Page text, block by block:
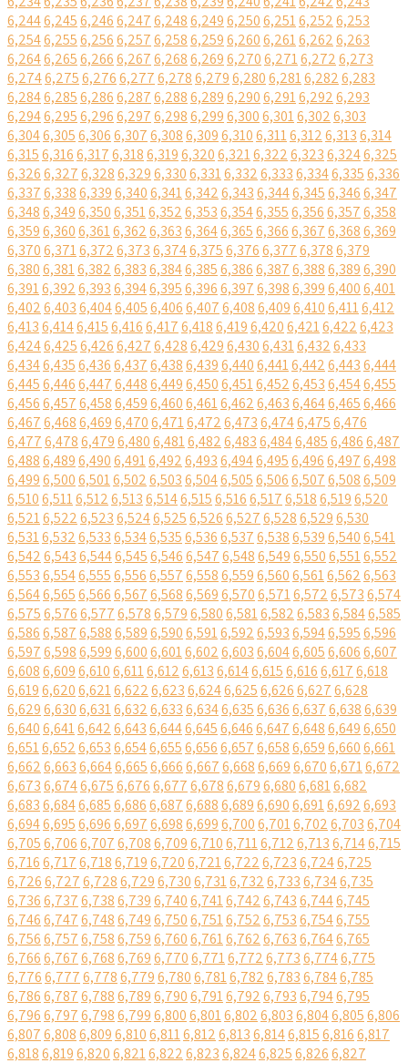
6,2446,2456,2466,2476,2486,2496,2506,2516,2526,253
6,2546,2556,2566,2576,2586,2596,2606,2616,2626,263
6,2646,2656,2666,2676,2686,2696,2706,2716,2726,273
6,2746,2756,2766,2776,2786,2796,2806,2816,2826,283
6,2846,2856,2866,2876,2886,2896,2906,2916,2926,293
6,2946,2956,2966,2976,2986,2996,3006,3016,3026,303
6,3046,3056,3066,3076,3086,3096,3106,3116,3126,3136,314
6,3156,3166,3176,3186,3196,3206,3216,3226,3236,3246,325
6,3266,3276,3286,3296,3306,3316,3326,3336,3346,3356,336
6,3376,3386,3396,3406,3416,3426,3436,3446,3456,3466,347
6,3486,3496,3506,3516,3526,3536,3546,3556,3566,3576,358
6,3596,3606,3616,3626,3636,3646,3656,3666,3676,3686,369
6,3706,3716,3726,3736,3746,3756,3766,3776,3786,379
6,3806,3816,3826,3836,3846,3856,3866,3876,3886,3896,390
6,3916,3926,3936,3946,3956,3966,3976,3986,3996,4006,401
6,4026,4036,4046,4056,4066,4076,4086,4096,4106,4116,412
6,4136,4146,4156,4166,4176,4186,4196,4206,4216,4226,423
6,4246,4256,4266,4276,4286,4296,4306,4316,4326,433
6,4346,4356,4366,4376,4386,4396,4406,4416,4426,4436,444
6,4456,4466,4476,4486,4496,4506,4516,4526,4536,4546,455
6,4566,4576,4586,4596,4606,4616,4626,4636,4646,4656,466
6,4676,4686,4696,4706,4716,4726,4736,4746,4756,476
6,4776,4786,4796,4806,4816,4826,4836,4846,4856,4866,487
6,4886,4896,4906,4916,4926,4936,4946,4956,4966,4976,498
6,4996,5006,5016,5026,5036,5046,5056,5066,5076,5086,509
6,5106,5116,5126,5136,5146,5156,5166,5176,5186,5196,520
6,5216,5226,5236,5246,5256,5266,5276,5286,5296,530
6,5316,5326,5336,5346,5356,5366,5376,5386,5396,5406,541
6,5426,5436,5446,5456,5466,5476,5486,5496,5506,5516,552
6,5536,5546,5556,5566,5576,5586,5596,5606,5616,5626,563
6,5646,5656,5666,5676,5686,5696,5706,5716,5726,5736,574
6,5756,5766,5776,5786,5796,5806,5816,5826,5836,5846,585
6,5866,5876,5886,5896,5906,5916,5926,5936,5946,5956,596
6,5976,5986,5996,6006,6016,6026,6036,6046,6056,6066,607
6,6086,6096,6106,6116,6126,6136,6146,6156,6166,6176,618
6,6196,6206,6216,6226,6236,6246,6256,6266,6276,628
6,6296,6306,6316,6326,6336,6346,6356,6366,6376,6386,639
6,6406,6416,6426,6436,6446,6456,6466,6476,6486,6496,650
6,6516,6526,6536,6546,6556,6566,6576,6586,6596,6606,661
6,6626,6636,6646,6656,6666,6676,6686,6696,6706,6716,672
6,6736,6746,6756,6766,6776,6786,6796,6806,6816,682
6,6836,6846,6856,6866,6876,6886,6896,6906,6916,6926,693
6,6946,6956,6966,6976,6986,6996,7006,7016,7026,7036,704
6,7056,7066,7076,7086,7096,7106,7116,7126,7136,7146,715
6,7166,7176,7186,7196,7206,7216,7226,7236,7246,725
6,7266,7276,7286,7296,7306,7316,7326,7336,7346,735
6,7366,7376,7386,7396,7406,7416,7426,7436,7446,745
6,7466,7476,7486,7496,7506,7516,7526,7536,7546,755
6,7566,7576,7586,7596,7606,7616,7626,7636,7646,765
6,7666,7676,7686,7696,7706,7716,7726,7736,7746,775
6,7766,7776,7786,7796,7806,7816,7826,7836,7846,785
6,7866,7876,7886,7896,7906,7916,7926,7936,7946,795
6,7966,7976,7986,7996,8006,8016,8026,8036,8046,8056,806
6,8076,8086,8096,8106,8116,8126,8136,8146,8156,8166,817
6,8186,8196,8206,8216,8226,8236,8246,8256,8266,827